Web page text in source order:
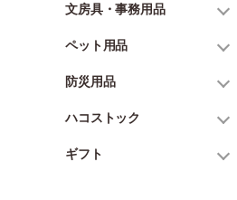
文房具・事務用品
ペット用品
防災用品
ハコストック
ギフト